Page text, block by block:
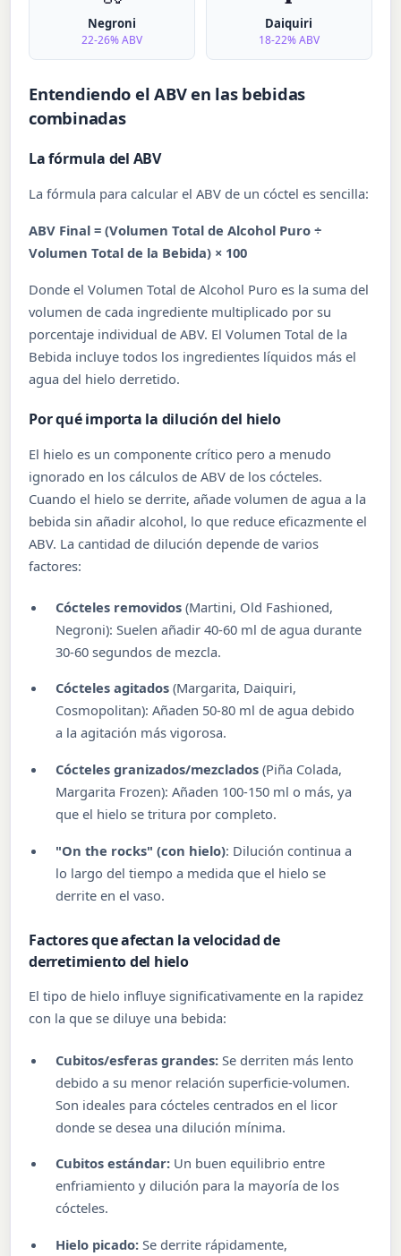
Negroni
22-26% ABV
Daiquiri
18-22% ABV
Entendiendo el ABV en las bebidas
combinadas
La fórmula del ABV
La fórmula para calcular el ABV de un cóctel es sencilla:
ABV Final = (Volumen Total de Alcohol Puro ÷
Volumen Total de la Bebida) × 100
Donde el Volumen Total de Alcohol Puro es la suma del
volumen de cada ingrediente multiplicado por su
porcentaje individual de ABV. El Volumen Total de la
Bebida incluye todos los ingredientes líquidos más el
agua del hielo derretido.
Por qué importa la dilución del hielo
El hielo es un componente crítico pero a menudo
ignorado en los cálculos de ABV de los cócteles.
Cuando el hielo se derrite, añade volumen de agua a la
bebida sin añadir alcohol, lo que reduce eficazmente el
ABV. La cantidad de dilución depende de varios
factores:
Cócteles removidos (Martini, Old Fashioned,
Negroni): Suelen añadir 40-60 ml de agua durante
30-60 segundos de mezcla.
Cócteles agitados (Margarita, Daiquiri,
Cosmopolitan): Añaden 50-80 ml de agua debido
a la agitación más vigorosa.
Cócteles granizados/mezclados (Piña Colada,
Margarita Frozen): Añaden 100-150 ml o más, ya
que el hielo se tritura por completo.
"On the rocks" (con hielo): Dilución continua a
lo largo del tiempo a medida que el hielo se
derrite en el vaso.
Factores que afectan la velocidad de
derretimiento del hielo
El tipo de hielo influye significativamente en la rapidez
con la que se diluye una bebida:
Cubitos/esferas grandes: Se derriten más lento
debido a su menor relación superficie-volumen.
Son ideales para cócteles centrados en el licor
donde se desea una dilución mínima.
Cubitos estándar: Un buen equilibrio entre
enfriamiento y dilución para la mayoría de los
cócteles.
Hielo picado: Se derrite rápidamente,